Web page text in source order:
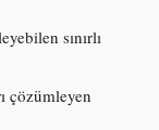
sınırlı
çözümleyen